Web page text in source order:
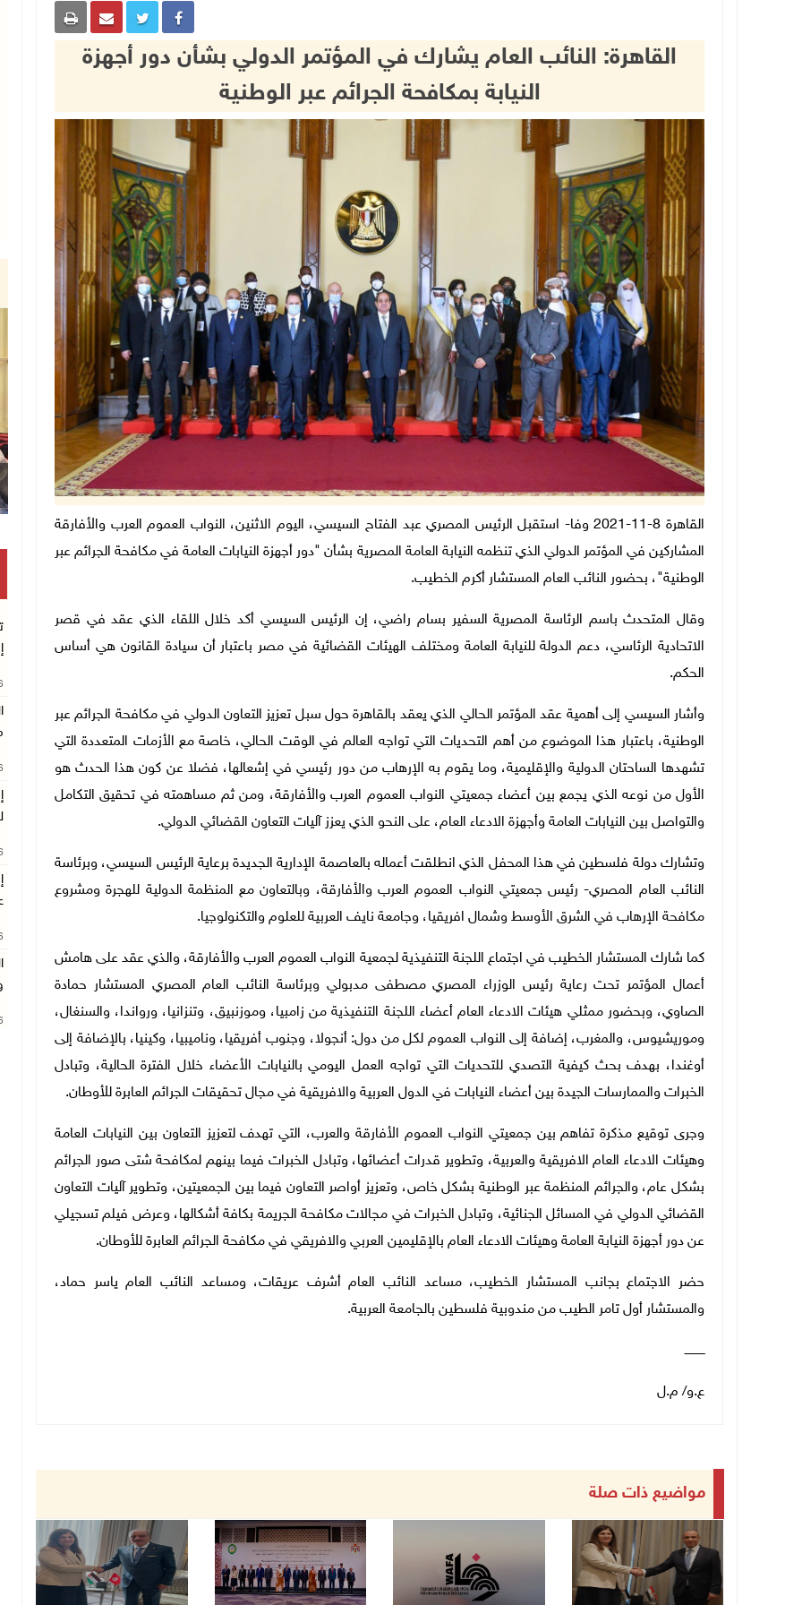
القاهرة: النائب العام يشارك في المؤتمر الدولي بشأن دور أجهزة
النيابة بمكافحة الجرائم عبر الوطنية
القاهرة 8-11-2021 وفا- استقبل الرئيس المصري عبد الفتاح السيسي، اليوم الاثنين، النواب العموم العرب والأفارقة
المشاركين في المؤتمر الدولي الذي تنظمه النيابة العامة المصرية بشأن "دور أجهزة النيابات العامة في مكافحة الجرائم عبر
الوطنية"، بحضور النائب العام المستشار أكرم الخطيب.
وقال المتحدث باسم الرئاسة المصرية السفير بسام راضي، إن الرئيس السيسي أكد خلال اللقاء الذي عقد في قصر
الاتحادية الرئاسي، دعم الدولة للنيابة العامة ومختلف الهيئات القضائية في مصر باعتبار أن سيادة القانون هي أساس
الحكم.
وأشار السيسي إلى أهمية عقد المؤتمر الحالي الذي يعقد بالقاهرة حول سبل تعزيز التعاون الدولي في مكافحة الجرائم عبر
الوطنية، باعتبار هذا الموضوع من أهم التحديات التي تواجه العالم في الوقت الحالي، خاصة مع الأزمات المتعددة التي
تشهدها الساحتان الدولية والإقليمية، وما يقوم به الإرهاب من دور رئيسي في إشعالها، فضلا عن كون هذا الحدث هو
الأول من نوعه الذي يجمع بين أعضاء جمعيتي النواب العموم العرب والأفارقة، ومن ثم مساهمته في تحقيق التكامل
والتواصل بين النيابات العامة وأجهزة الادعاء العام، على النحو الذي يعزز آليات التعاون القضائي الدولي.
وتشارك دولة فلسطين في هذا المحفل الذي انطلقت أعماله بالعاصمة الإدارية الجديدة برعاية الرئيس السيسي، وبرئاسة
النائب العام المصري- رئيس جمعيتي النواب العموم العرب والأفارقة، وبالتعاون مع المنظمة الدولية للهجرة ومشروع
مكافحة الإرهاب في الشرق الأوسط وشمال افريقيا، وجامعة نايف العربية للعلوم والتكنولوجيا.
كما شارك المستشار الخطيب في اجتماع اللجنة التنفيذية لجمعية النواب العموم العرب والأفارقة، والذي عقد على هامش
أعمال المؤتمر تحت رعاية رئيس الوزراء المصري مصطفى مدبولي وبرئاسة النائب العام المصري المستشار حمادة
الصاوي، وبحضور ممثلي هيئات الادعاء العام أعضاء اللجنة التنفيذية من زامبيا، وموزنبيق، وتنزانيا، ورواندا، والسنغال،
وموريشيوس، والمغرب، إضافة إلى النواب العموم لكل من دول: أنجولا، وجنوب أفريقيا، وناميبيا، وكينيا، بالإضافة إلى
أوغندا، بهدف بحث كيفية التصدي للتحديات التي تواجه العمل اليومي بالنيابات الأعضاء خلال الفترة الحالية، وتبادل
الخبرات والممارسات الجيدة بين أعضاء النيابات في الدول العربية والافريقية في مجال تحقيقات الجرائم العابرة للأوطان.
وجرى توقيع مذكرة تفاهم بين جمعيتي النواب العموم الأفارقة والعرب، التي تهدف لتعزيز التعاون بين النيابات العامة
وهيئات الادعاء العام الافريقية والعربية، وتطوير قدرات أعضائها، وتبادل الخبرات فيما بينهم لمكافحة شتى صور الجرائم
بشكل عام، والجرائم المنظمة عبر الوطنية بشكل خاص، وتعزيز أواصر التعاون فيما بين الجمعيتين، وتطوير آليات التعاون
القضائي الدولي في المسائل الجنائية، وتبادل الخبرات في مجالات مكافحة الجريمة بكافة أشكالها، وعرض فيلم تسجيلي
عن دور أجهزة النيابة العامة وهيئات الادعاء العام بالإقليمين العربي والافريقي في مكافحة الجرائم العابرة للأوطان.
حضر الاجتماع بجانب المستشار الخطيب، مساعد النائب العام أشرف عريقات، ومساعد النائب العام ياسر حماد،
والمستشار أول تامر الطيب من مندوبية فلسطين بالجامعة العربية.
ـــــــــــ
ع.و/ م.ل
مواضيع ذات صلة
وقفة بغزة للمطالبة